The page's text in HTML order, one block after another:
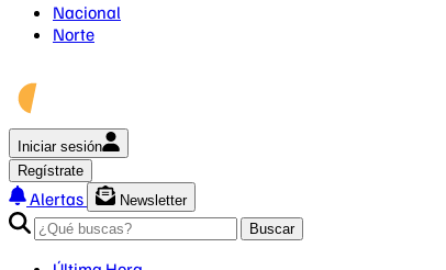
Nacional
Norte
Iniciar sesión
Regístrate
Alertas
Newsletter
Buscar